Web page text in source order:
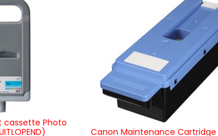
cassette Photo
Canon Maintenance